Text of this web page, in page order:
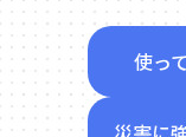
使っ